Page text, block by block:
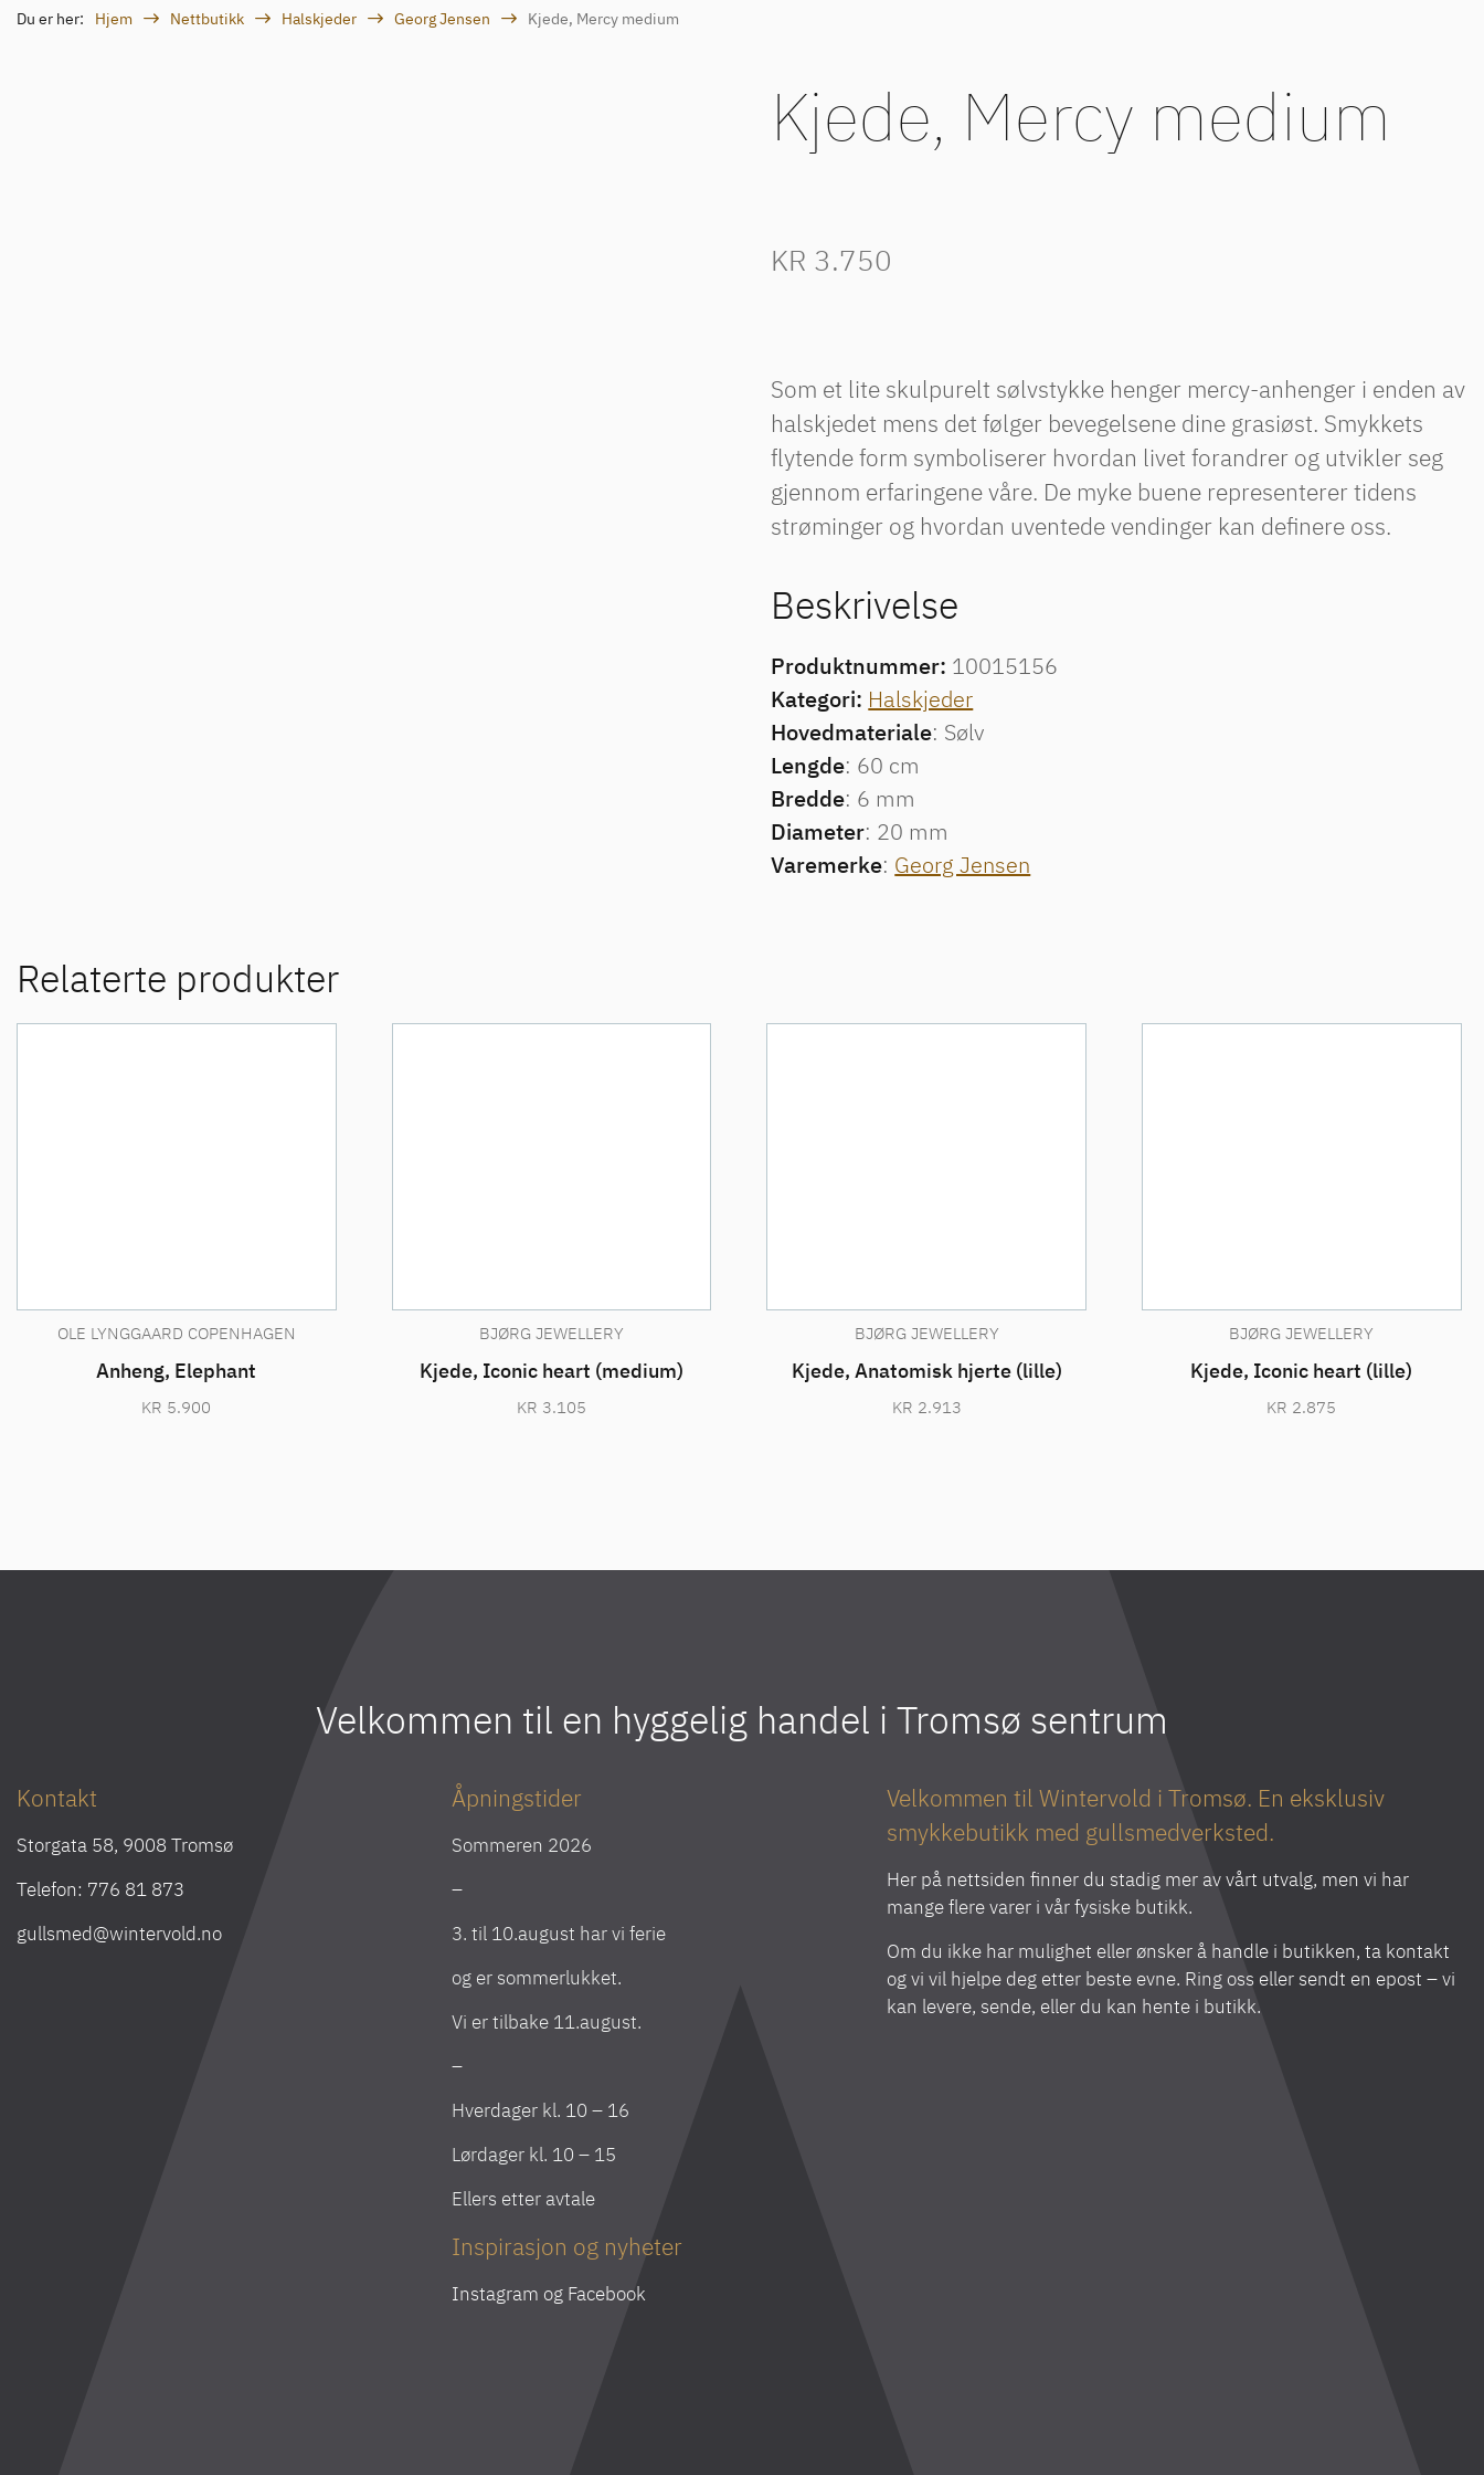
Du er her: Hjem Nettbutikk Halskjeder Georg Jensen Kjede, Mercy medium
Kjede, Mercy medium
KR 3.750
Som et lite skulpurelt sølvstykke henger mercy-anhenger i enden av
halskjedet mens det følger bevegelsene dine grasiøst. Smykkets
flytende form symboliserer hvordan livet forandrer og utvikler seg
gjennom erfaringene våre. De myke buene representerer tidens
strøminger og hvordan uventede vendinger kan definere oss.
Beskrivelse
Produktnummer: 10015156
Kategori: Halskjeder
Hovedmateriale: Sølv
Lengde: 60 cm
Bredde: 6 mm
Diameter: 20 mm
Varemerke: Georg Jensen
Relaterte produkter
OLE LYNGGAARD COPENHAGEN
Anheng, Elephant
KR 5.900
BJØRG JEWELLERY
Kjede, Iconic heart (medium)
KR 3.105
BJØRG JEWELLERY
Kjede, Anatomisk hjerte (lille)
KR 2.913
BJØRG JEWELLERY
Kjede, Iconic heart (lille)
KR 2.875
Velkommen til en hyggelig handel i Tromsø sentrum
Kontakt
Storgata 58, 9008 Tromsø
Telefon: 776 81 873
gullsmed@wintervold.no
Åpningstider
Sommeren 2026
–
3. til 10.august har vi ferie
og er sommerlukket.
Vi er tilbake 11.august.
–
Hverdager kl. 10 – 16
Lørdager kl. 10 – 15
Ellers etter avtale
Inspirasjon og nyheter
Instagram og Facebook
Velkommen til Wintervold i Tromsø. En eksklusiv
smykkebutikk med gullsmedverksted.
Her på nettsiden finner du stadig mer av vårt utvalg, men vi har
mange flere varer i vår fysiske butikk.
Om du ikke har mulighet eller ønsker å handle i butikken, ta kontakt
og vi vil hjelpe deg etter beste evne. Ring oss eller sendt en epost – vi
kan levere, sende, eller du kan hente i butikk.